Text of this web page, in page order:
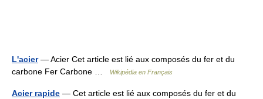
L'acier— Acier Cet article est lié aux composés du fer et du
carbone Fer Carbone …
Wikipédia en Français
Acier rapide — Cet article est lié aux composés du fer et du